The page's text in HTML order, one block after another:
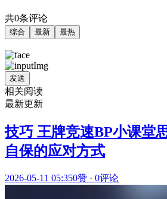
共0条评论
综合 最新 最热
发送
相关阅读
最新更新
技巧 王牌竞速BP小课堂
自保的应对方式
2026-05-11 05:350赞 · 0评论